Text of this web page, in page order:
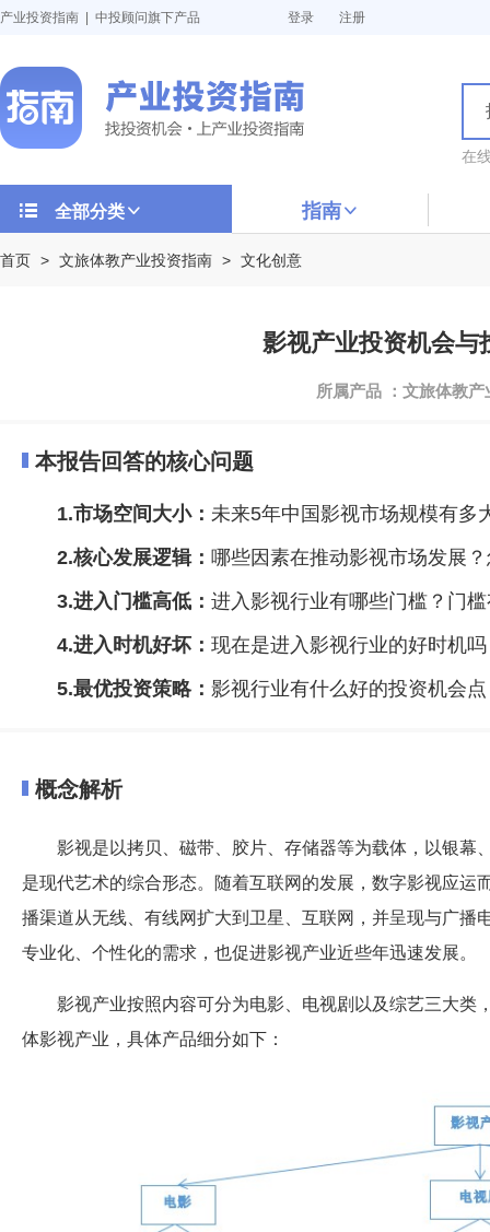
产业投资指南 | 中投顾问旗下产品 登录 注册
在
全部分类 指南
首页 > 文旅体教产业投资指南 > 文化创意
影视产业投资机会与
所属产品 ：文旅体教
本报告回答的核心问题
1.市场空间大小： 未来5年中国影视市场规模有多
2.核心发展逻辑： 哪些因素在推动影视市场发展
3.进入门槛高低： 进入影视行业有哪些门槛？门
4.进入时机好坏： 现在是进入影视行业的好时机
5.最优投资策略： 影视行业有什么好的投资机会
概念解析
影视是以拷贝、磁带、胶片、存储器等为载体，以银幕
是现代艺术的综合形态。随着互联网的发展，数字影视应
播渠道从无线、有线网扩大到卫星、互联网，并呈现与广
专业化、个性化的需求，也促进影视产业近些年迅速发展。
影视产业按照内容可分为电影、电视剧以及综艺三大类
体影视产业，具体产品细分如下：